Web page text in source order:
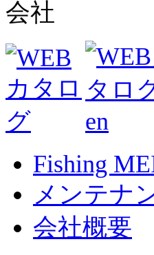
Fishing
メンテナ
会社概要